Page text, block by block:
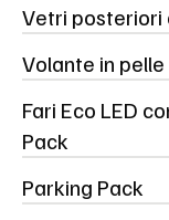
Vetri posteriori
Volante in pelle
Fari Eco LED
Pack
Parking Pack